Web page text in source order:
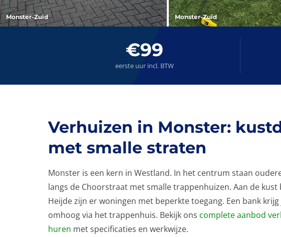
Monster-Zuid Monster-Zuid
€99
eerste uur incl. BTW
Verhuizen in Monster:
met smalle straten
Monster is een kern in Westland. In het centrum staan
langs de Choorstraat met smalle trappenhuizen. Aan de kust
Heijde zijn er woningen met beperkte toegang. Een bank
omhoog via het trappenhuis. Bekijk ons complete aanbod
huren met specificaties en werkwijze.